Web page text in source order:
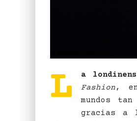
L a
Fashion,
mundos
gracias a